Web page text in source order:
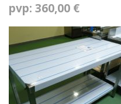
pvp: 360,00 €